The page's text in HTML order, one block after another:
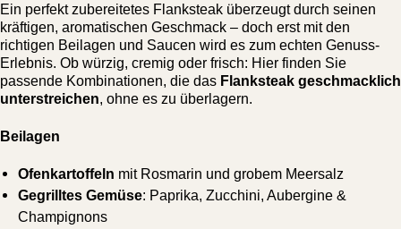
Ein perfekt zubereitetes Flanksteak überzeugt durch seinen
kräftigen, aromatischen Geschmack – doch erst mit den
richtigen Beilagen und Saucen wird es zum echten Genuss-
Erlebnis. Ob würzig, cremig oder frisch: Hier finden Sie
passende Kombinationen, die das Flanksteak geschmacklich
unterstreichen, ohne es zu überlagern.
Beilagen
Ofenkartoffeln mit Rosmarin und grobem Meersalz
Gegrilltes Gemüse: Paprika, Zucchini, Aubergine &
Champignons